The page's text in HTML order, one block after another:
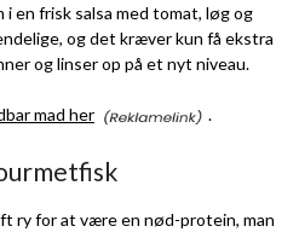
en frisk salsa med tomat, løg og
og det kræver kun få ekstra
og linser op på et nyt niveau.
mad her .
ry for at være en nød-protein, man